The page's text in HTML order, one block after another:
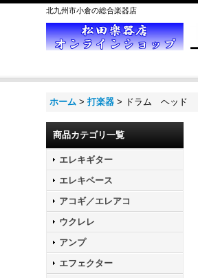
北九州市小倉の総合楽器店
ホーム > 打楽器 > ドラム ヘッド
商品カテゴリ一覧
エレキギター
エレキベース
アコギ／エレアコ
ウクレレ
アンプ
エフェクター